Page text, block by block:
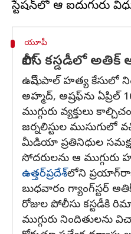
యూపీ
పోలీస్ కస్డడీలో అతిక్
ఉమేష్ పాల్ హత్య కేసులో
అహ్మద్, అష్రఫ్‌ను
ముగ్గురు వ్యక్తులు
జర్నలిస్టుల ముసుగులో
మీడియా ప్రతినిధుల
సోదరులను ఆ ముగ్గురు
ఉత్తర్‌ప్రదేశ్‌లోని
బుధవారం గ్యాంగ్‌స్టర్
రోజుల పోలీసు కస్టడీకి
ముగ్గురు నిందితులను